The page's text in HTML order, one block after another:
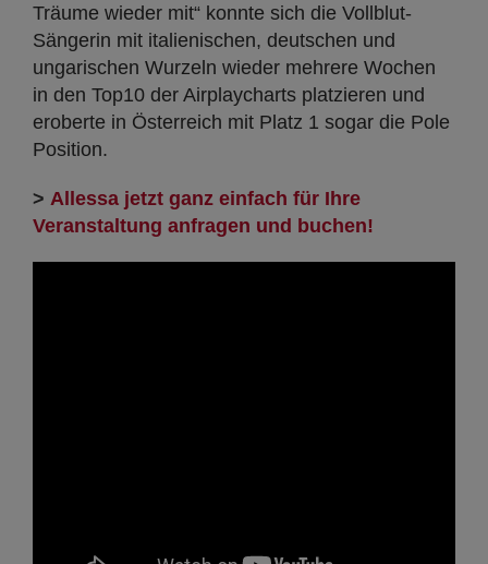
Träume wieder mit“ konnte sich die Vollblut-
Sängerin mit italienischen, deutschen und
ungarischen Wurzeln wieder mehrere Wochen
in den Top10 der Airplaycharts platzieren und
eroberte in Österreich mit Platz 1 sogar die Pole
Position.
> Allessa jetzt ganz einfach für Ihre
Veranstaltung anfragen und buchen!